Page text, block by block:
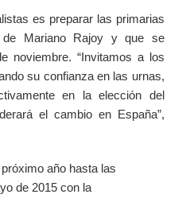
es preparar las primarias
Mariano Rajoy y que se
noviembre. “Invitamos a los
su confianza en las urnas,
en la elección del
el cambio en España”,
año hasta las
de 2015 con la